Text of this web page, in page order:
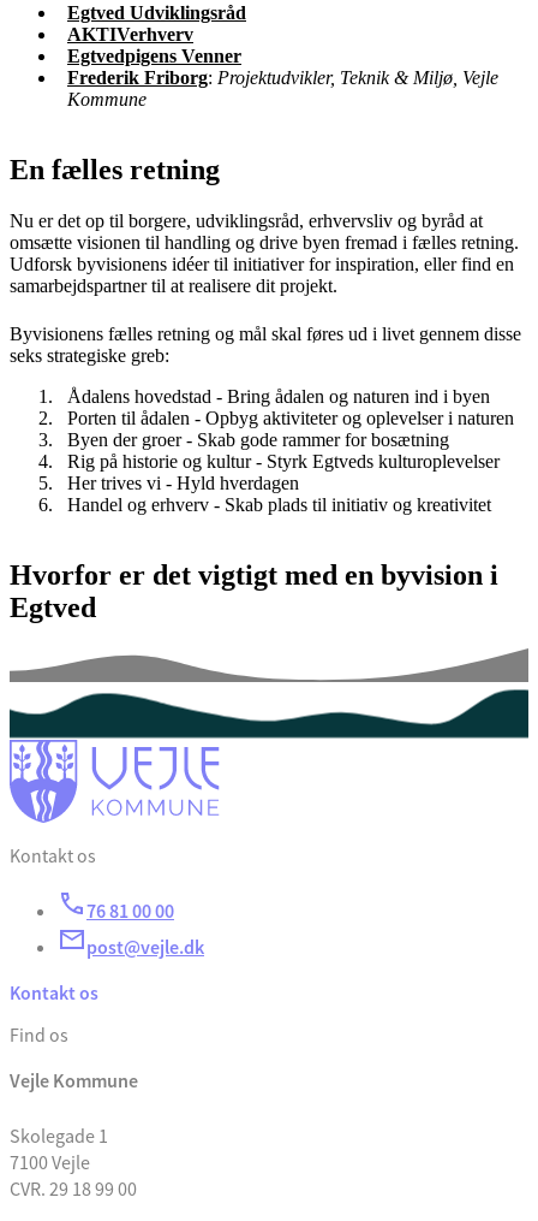
Egtved Udviklingsråd
AKTIVerhverv
Egtvedpigens Venner
Frederik Friborg: Projektudvikler, Teknik & Miljø, Vejle
Kommune
En fælles retning
Nu er det op til borgere, udviklingsråd, erhvervsliv og byråd at
omsætte visionen til handling og drive byen fremad i fælles retning.
Udforsk byvisionens idéer til initiativer for inspiration, eller find en
samarbejdspartner til at realisere dit projekt.
Byvisionens fælles retning og mål skal føres ud i livet gennem disse
seks strategiske greb:
Ådalens hovedstad - Bring ådalen og naturen ind i byen
Porten til ådalen - Opbyg aktiviteter og oplevelser i naturen
Byen der groer - Skab gode rammer for bosætning
Rig på historie og kultur - Styrk Egtveds kulturoplevelser
Her trives vi - Hyld hverdagen
Handel og erhverv - Skab plads til initiativ og kreativitet
Hvorfor er det vigtigt med en byvision i
Egtved
Kontakt os
76 81 00 00
post@vejle.dk
Kontakt os
Find os
Vejle Kommune
Skolegade 1
7100 Vejle
CVR. 29 18 99 00